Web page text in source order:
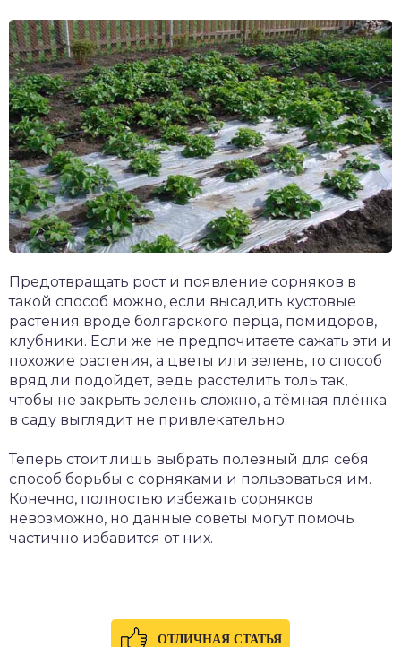
Предотвращать рост и появление сорняков в
такой способ можно, если высадить кустовые
растения вроде болгарского перца, помидоров,
клубники. Если же не предпочитаете сажать эти и
похожие растения, а цветы или зелень, то способ
вряд ли подойдёт, ведь расстелить толь так,
чтобы не закрыть зелень сложно, а тёмная плёнка
в саду выглядит не привлекательно.
Теперь стоит лишь выбрать полезный для себя
способ борьбы с сорняками и пользоваться им.
Конечно, полностью избежать сорняков
невозможно, но данные советы могут помочь
частично избавится от них.
ОТЛИЧНАЯ СТАТЬЯ